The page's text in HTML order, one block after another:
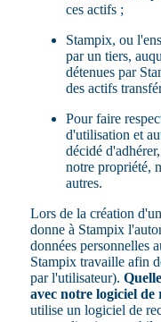
ces actifs ;
Stampix, ou
par un tiers,
détenues par
des actifs
Pour faire
d'utilisation et
décidé
notre propriété,
autres.
Lors de la création
donne à Stampix
données personnelles
Stampix travaille afin
par l'utilisateur).
avec notre logiciel de
utilise un logiciel de